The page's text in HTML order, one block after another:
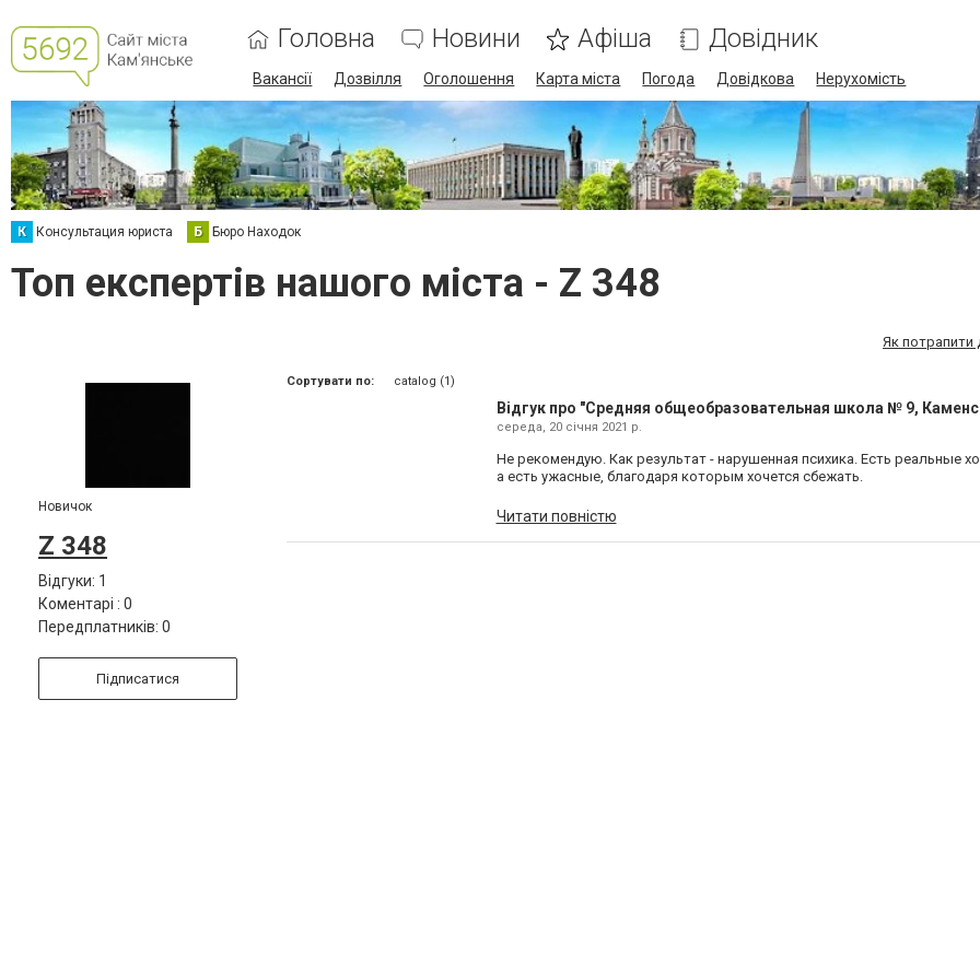
Головна Новини Афіша Довідник
Вакансії Дозвілля Оголошення Карта міста Погода Довідкова Нерухомість
К Консультация юриста Б Бюро Находок
Топ експертів нашого міста - Z 348
Як потрапити
Новичок
Z 348
Відгуки: 1
Коментарі : 0
Передплатників: 0
Підписатися
Сортувати по: catalog (1)
Відгук про "Средняя общеобразовательная школа № 9,
середа, 20 січня 2021 р.
Не рекомендую. Как результат - нарушенная психика. Есть реальные
а есть ужасные, благодаря которым хочется сбежать.
Читати повністю